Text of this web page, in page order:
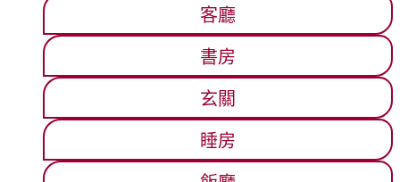
客廳
書房
玄關
睡房